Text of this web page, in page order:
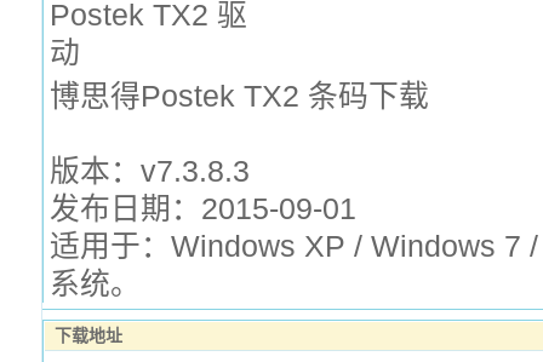
博思得Postek TX2 条码下载
版本：v7.3.8.3
发布日期：2015-09-01
适用于：Windows XP / Windows 7
系统。
下载地址